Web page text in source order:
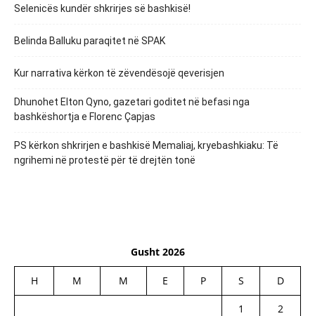
Selenicës kundër shkrirjes së bashkisë!
Belinda Balluku paraqitet në SPAK
Kur narrativa kërkon të zëvendësojë qeverisjen
Dhunohet Elton Qyno, gazetari goditet në befasi nga
bashkëshortja e Florenc Çapjas
PS kërkon shkrirjen e bashkisë Memaliaj, kryebashkiaku: Të
ngrihemi në protestë për të drejtën tonë
Gusht 2026
H M M E P S D
1
2